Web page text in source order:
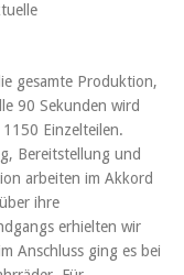
gesamte Produktion,
90 Sekunden wird
Einzelteilen.
Bereitstellung und
arbeiten im Akkord
ihre
erhielten wir
Anschluss ging es bei